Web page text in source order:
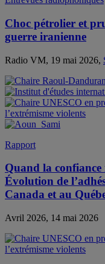
Choc pétrolier et
guerre iranienne
Radio VM, 19 mai 2026,
Rapport
Quand la confiance
Évolution de
Canada et au
Avril 2026, 14 mai 2026